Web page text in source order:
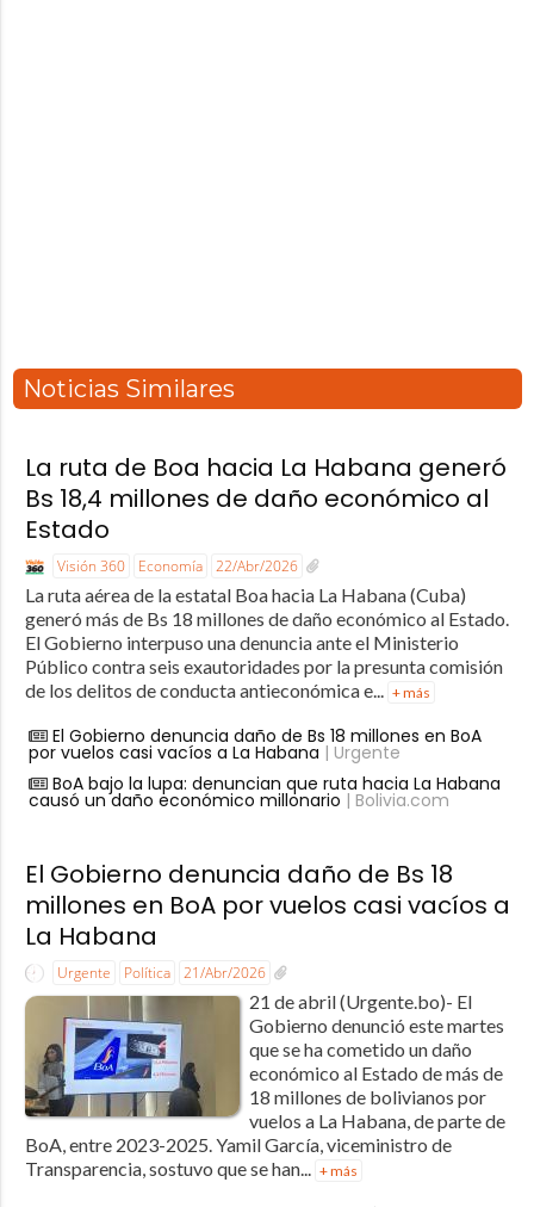
Noticias Similares
La ruta de Boa hacia La Habana generó
Bs 18,4 millones de daño económico al
Estado
Visión 360 Economía 22/Abr/2026
La ruta aérea de la estatal Boa hacia La Habana (Cuba)
generó más de Bs 18 millones de daño económico al Estado.
El Gobierno interpuso una denuncia ante el Ministerio
Público contra seis exautoridades por la presunta comisión
de los delitos de conducta antieconómica e... + más
El Gobierno denuncia daño de Bs 18 millones en BoA
por vuelos casi vacíos a La Habana | Urgente
BoA bajo la lupa: denuncian que ruta hacia La Habana
causó un daño económico millonario | Bolivia.com
El Gobierno denuncia daño de Bs 18
millones en BoA por vuelos casi vacíos a
La Habana
Urgente Política 21/Abr/2026
21 de abril (Urgente.bo)- El
Gobierno denunció este martes
que se ha cometido un daño
económico al Estado de más de
18 millones de bolivianos por
vuelos a La Habana, de parte de
BoA, entre 2023-2025. Yamil García, viceministro de
Transparencia, sostuvo que se han...
+ más